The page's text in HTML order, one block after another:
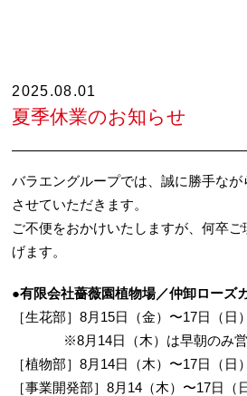
2025.08.01
夏季休業のお知らせ
バラエングループでは、誠に勝手なが
させていただきます。
ご不便をおかけいたしますが、何卒
げます。
●有限会社薔薇園植物場／仲卸ローズ
［生花部］8月15日（金）〜17日（日）
※8月14日（木）は早朝のみ営
［植物部］8月14日（木）〜17日（日）
［事業開発部］8月14（木）〜17日（